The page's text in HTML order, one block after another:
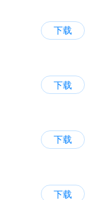
下载
下载
下载
下载